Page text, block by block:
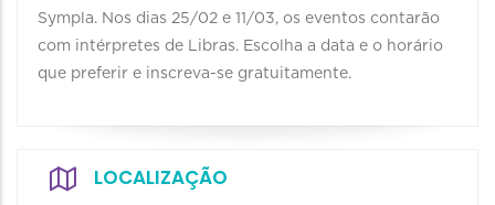
Sympla. Nos dias 25/02 e 11/03, os eventos contarão
com intérpretes de Libras. Escolha a data e o horário
que preferir e inscreva-se gratuitamente.
LOCALIZAÇÃO